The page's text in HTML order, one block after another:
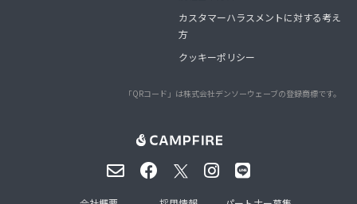
カスタマーハラスメントに対する考え
方
クッキーポリシー
「QRコード」は株式会社デンソーウェーブの登録商標です。